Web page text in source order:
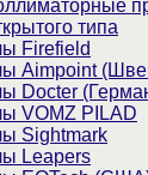
типа
Firefield
Aimpoint
Docter
VOMZ PILAD
Sightmark
Leapers